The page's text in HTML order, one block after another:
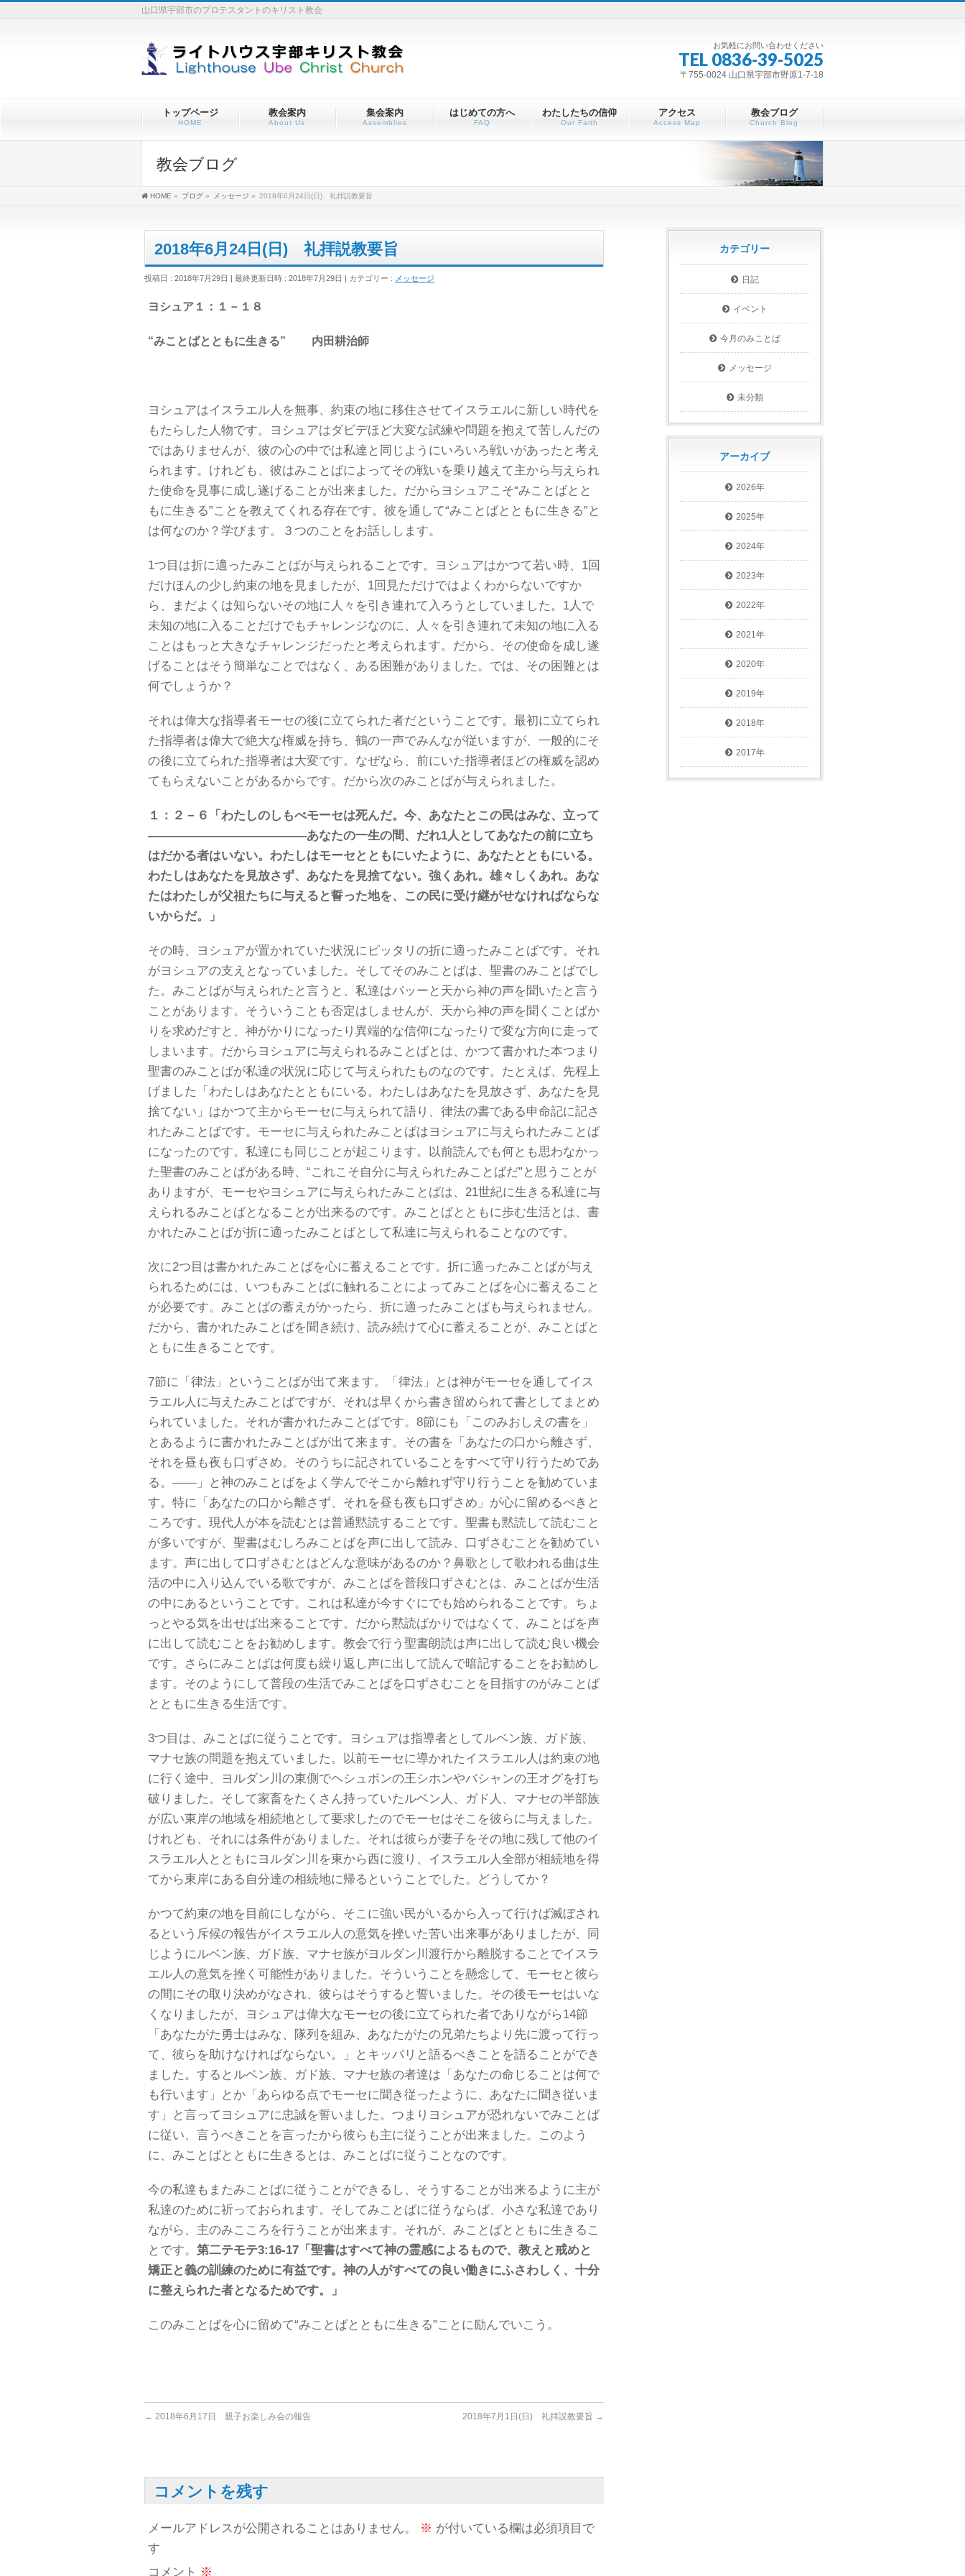
山口県宇部市のプロテスタントのキリスト教会
お気軽にお問い合わせください
TEL 0836-39-5025
〒755-0024 山口県宇部市野原1-7-18
トップページ
HOME
教会案内
About Us
集会案内
Assemblies
はじめての方へ
FAQ
わたしたちの信仰
Our Faith
アクセス
Access Map
教会ブログ
Church Blog
教会ブログ
HOME » ブログ » メッセージ » 2018年6月24日(日) 礼拝説教要旨
2018年6月24日(日) 礼拝説教要旨
投稿日 : 2018年7月29日 最終更新日時 : 2018年7月29日 カテゴリー : メッセージ
ヨシュア１：１－１８
“みことばとともに生きる” 内田耕治師
ヨシュアはイスラエル人を無事、約束の地に移住させてイスラエルに新しい時代を
もたらした人物です。ヨシュアはダビデほど大変な試練や問題を抱えて苦しんだの
ではありませんが、彼の心の中では私達と同じようにいろいろ戦いがあったと考え
られます。けれども、彼はみことばによってその戦いを乗り越えて主から与えられ
た使命を見事に成し遂げることが出来ました。だからヨシュアこそ“みことばとと
もに生きる”ことを教えてくれる存在です。彼を通して“みことばとともに生きる”と
は何なのか？学びます。３つのことをお話しします。
1つ目は折に適ったみことばが与えられることです。ヨシュアはかつて若い時、1回
だけほんの少し約束の地を見ましたが、1回見ただけではよくわからないですか
ら、まだよくは知らないその地に人々を引き連れて入ろうとしていました。1人で
未知の地に入ることだけでもチャレンジなのに、人々を引き連れて未知の地に入る
ことはもっと大きなチャレンジだったと考えられます。だから、その使命を成し遂
げることはそう簡単なことではなく、ある困難がありました。では、その困難とは
何でしょうか？
それは偉大な指導者モーセの後に立てられた者だということです。最初に立てられ
た指導者は偉大で絶大な権威を持ち、鶴の一声でみんなが従いますが、一般的にそ
の後に立てられた指導者は大変です。なぜなら、前にいた指導者ほどの権威を認め
てもらえないことがあるからです。だから次のみことばが与えられました。
１：２－６「わたしのしもべモーセは死んだ。今、あなたとこの民はみな、立って
―――――――――――――あなたの一生の間、だれ1人としてあなたの前に立ち
はだかる者はいない。わたしはモーセとともにいたように、あなたとともにいる。
わたしはあなたを見放さず、あなたを見捨てない。強くあれ。雄々しくあれ。あな
たはわたしが父祖たちに与えると誓った地を、この民に受け継がせなければならな
いからだ。」
その時、ヨシュアが置かれていた状況にピッタリの折に適ったみことばです。それ
がヨシュアの支えとなっていました。そしてそのみことばは、聖書のみことばでし
た。みことばが与えられたと言うと、私達はパッーと天から神の声を聞いたと言う
ことがあります。そういうことも否定はしませんが、天から神の声を聞くことばか
りを求めだすと、神がかりになったり異端的な信仰になったりで変な方向に走って
しまいます。だからヨシュアに与えられるみことばとは、かつて書かれた本つまり
聖書のみことばが私達の状況に応じて与えられたものなのです。たとえば、先程上
げました「わたしはあなたとともにいる。わたしはあなたを見放さず、あなたを見
捨てない」はかつて主からモーセに与えられて語り、律法の書である申命記に記さ
れたみことばです。モーセに与えられたみことばはヨシュアに与えられたみことば
になったのです。私達にも同じことが起こります。以前読んでも何とも思わなかっ
た聖書のみことばがある時、“これこそ自分に与えられたみことばだ”と思うことが
ありますが、モーセやヨシュアに与えられたみことばは、21世紀に生きる私達に与
えられるみことばとなることが出来るのです。みことばとともに歩む生活とは、書
かれたみことばが折に適ったみことばとして私達に与えられることなのです。
次に2つ目は書かれたみことばを心に蓄えることです。折に適ったみことばが与え
られるためには、いつもみことばに触れることによってみことばを心に蓄えること
が必要です。みことばの蓄えがかったら、折に適ったみことばも与えられません。
だから、書かれたみことばを聞き続け、読み続けて心に蓄えることが、みことばと
ともに生きることです。
7節に「律法」ということばが出て来ます。「律法」とは神がモーセを通してイス
ラエル人に与えたみことばですが、それは早くから書き留められて書としてまとめ
られていました。それが書かれたみことばです。8節にも「このみおしえの書を」
とあるように書かれたみことばが出て来ます。その書を「あなたの口から離さず、
それを昼も夜も口ずさめ。そのうちに記されていることをすべて守り行うためであ
る。――」と神のみことばをよく学んでそこから離れず守り行うことを勧めていま
す。特に「あなたの口から離さず、それを昼も夜も口ずさめ」が心に留めるべきと
ころです。現代人が本を読むとは普通黙読することです。聖書も黙読して読むこと
が多いですが、聖書はむしろみことばを声に出して読み、口ずさむことを勧めてい
ます。声に出して口ずさむとはどんな意味があるのか？鼻歌として歌われる曲は生
活の中に入り込んでいる歌ですが、みことばを普段口ずさむとは、みことばが生活
の中にあるということです。これは私達が今すぐにでも始められることです。ちょ
っとやる気を出せば出来ることです。だから黙読ばかりではなくて、みことばを声
に出して読むことをお勧めします。教会で行う聖書朗読は声に出して読む良い機会
です。さらにみことばは何度も繰り返し声に出して読んで暗記することをお勧めし
ます。そのようにして普段の生活でみことばを口ずさむことを目指すのがみことば
とともに生きる生活です。
3つ目は、みことばに従うことです。ヨシュアは指導者としてルベン族、ガド族、
マナセ族の問題を抱えていました。以前モーセに導かれたイスラエル人は約束の地
に行く途中、ヨルダン川の東側でヘシュボンの王シホンやバシャンの王オグを打ち
破りました。そして家畜をたくさん持っていたルベン人、ガド人、マナセの半部族
が広い東岸の地域を相続地として要求したのでモーセはそこを彼らに与えました。
けれども、それには条件がありました。それは彼らが妻子をその地に残して他のイ
スラエル人とともにヨルダン川を東から西に渡り、イスラエル人全部が相続地を得
てから東岸にある自分達の相続地に帰るということでした。どうしてか？
かつて約束の地を目前にしながら、そこに強い民がいるから入って行けば滅ぼされ
るという斥候の報告がイスラエル人の意気を挫いた苦い出来事がありましたが、同
じようにルベン族、ガド族、マナセ族がヨルダン川渡行から離脱することでイスラ
エル人の意気を挫く可能性がありました。そういうことを懸念して、モーセと彼ら
の間にその取り決めがなされ、彼らはそうすると誓いました。その後モーセはいな
くなりましたが、ヨシュアは偉大なモーセの後に立てられた者でありながら14節
「あなたがた勇士はみな、隊列を組み、あなたがたの兄弟たちより先に渡って行っ
て、彼らを助けなければならない。」とキッパリと語るべきことを語ることができ
ました。するとルベン族、ガド族、マナセ族の者達は「あなたの命じることは何で
も行います」とか「あらゆる点でモーセに聞き従ったように、あなたに聞き従いま
す」と言ってヨシュアに忠誠を誓いました。つまりヨシュアが恐れないでみことば
に従い、言うべきことを言ったから彼らも主に従うことが出来ました。このよう
に、みことばとともに生きるとは、みことばに従うことなのです。
今の私達もまたみことばに従うことができるし、そうすることが出来るように主が
私達のために祈っておられます。そしてみことばに従うならば、小さな私達であり
ながら、主のみこころを行うことが出来ます。それが、みことばとともに生きるこ
とです。 第二テモテ3:16-17「聖書はすべて神の霊感によるもので、教えと戒めと
矯正と義の訓練のために有益です。神の人がすべての良い働きにふさわしく、十分
に整えられた者となるためです。」
このみことばを心に留めて“みことばとともに生きる”ことに励んでいこう。
← 2018年6月17日 親子お楽しみ会の報告 2018年7月1日(日) 礼拝説教要旨 →
コメントを残す
メールアドレスが公開されることはありません。 ※ が付いている欄は必須項目で
す
コメント ※
カテゴリー
日記
イベント
今月のみことば
メッセージ
未分類
アーカイブ
2026年
2025年
2024年
2023年
2022年
2021年
2020年
2019年
2018年
2017年